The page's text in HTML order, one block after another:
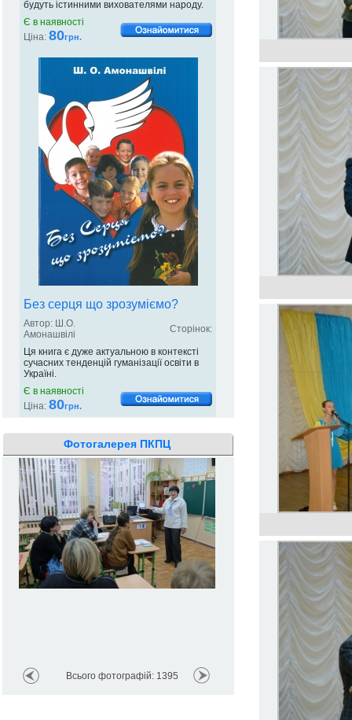
будуть істинними вихователями народу.
Є в наявності
Ціна: 80грн.
Без серця що зрозуміємо?
Автор: Ш.О.
Амонашвілі
Сторінок:
Ця книга є дуже актуальною в контексті
сучасних тенденцій гуманізації освіти в
Україні.
Є в наявності
Ціна: 80грн.
Фотогалерея ПКПЦ
Всього фотографій: 1395